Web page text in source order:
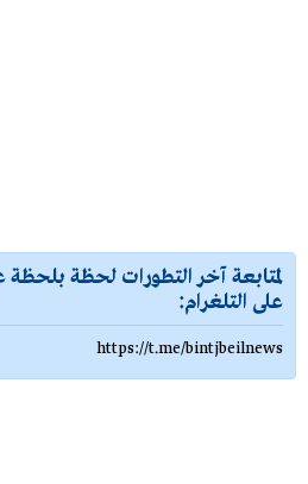
لمتابعة آخر التطورات لحظة
على التلغرام:
https://t.me/bintjbeilnews